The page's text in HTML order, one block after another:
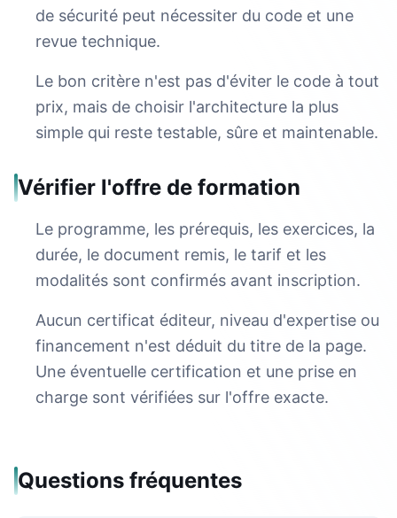
de sécurité peut nécessiter du code et une
revue technique.
Le bon critère n'est pas d'éviter le code à tout
prix, mais de choisir l'architecture la plus
simple qui reste testable, sûre et maintenable.
Vérifier l'offre de formation
Le programme, les prérequis, les exercices, la
durée, le document remis, le tarif et les
modalités sont confirmés avant inscription.
Aucun certificat éditeur, niveau d'expertise ou
financement n'est déduit du titre de la page.
Une éventuelle certification et une prise en
charge sont vérifiées sur l'offre exacte.
Questions fréquentes